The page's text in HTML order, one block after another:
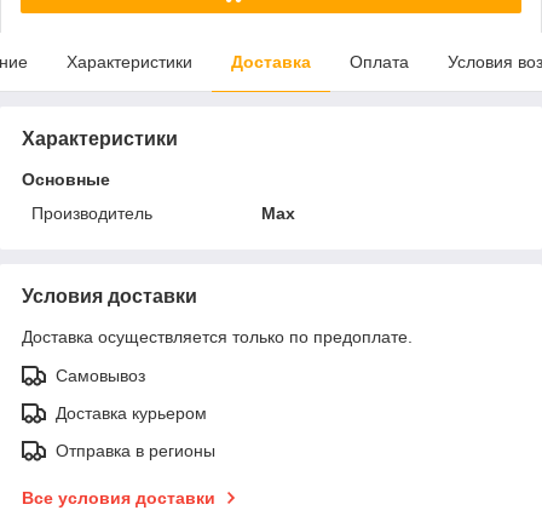
Характеристики Доставка Оплата Условия
Характеристики
Основные
Производитель
Max
Условия доставки
Доставка осуществляется только по предоплате.
Самовывоз
Доставка курьером
Отправка в регионы
Все условия доставки